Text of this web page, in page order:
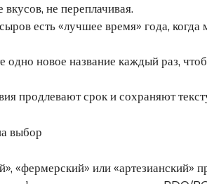
не переплачивая.
есть «лучшее время» года, когда
новое название каждый раз,
продлевают срок и сохраняют
выбор
«фермерский» или «артезианский»